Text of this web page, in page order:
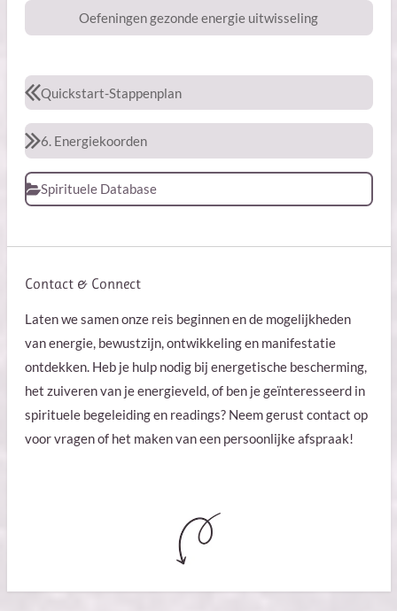
Oefeningen gezonde energie uitwisseling
Quickstart-Stappenplan
6. Energiekoorden
Spirituele Database
Contact & Connect
Laten we samen onze reis beginnen en de mogelijkheden
van energie, bewustzijn, ontwikkeling en manifestatie
ontdekken. Heb je hulp nodig bij energetische bescherming,
het zuiveren van je energieveld, of ben je geïnteresseerd in
spirituele begeleiding en readings? Neem gerust contact op
voor vragen of het maken van een persoonlijke afspraak!